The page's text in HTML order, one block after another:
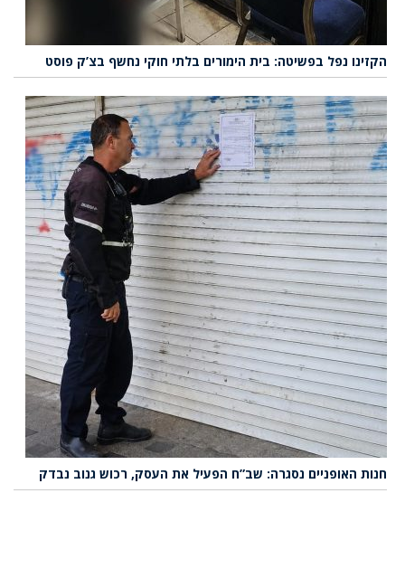
הקזינו נפל בפשיטה: בית הימורים בלתי חוקי נחשף בצ’ק פוסט
חנות האופניים נסגרה: שב”ח הפעיל את העסק, רכוש גנוב נבדק